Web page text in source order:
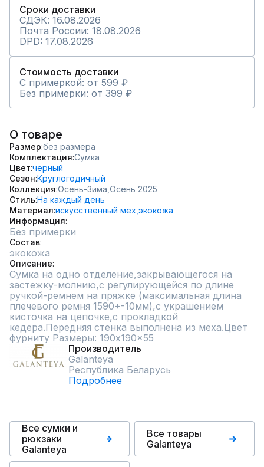
Сроки доставки
СДЭК: 16.08.2026
Почта России: 18.08.2026
DPD: 17.08.2026
Стоимость доставки
С примеркой: от 599 ₽
Без примерки: от 399 ₽
О товаре
Размер без размера
Комплектация Сумка
Цвет черный
Сезон Круглогодичный
Коллекция Осень-Зима, Осень 2025
СтильНа каждый день
Материал искусственный мех, экокожа
Информация
Без примерки
Состав
экокожа
Описание
Сумка на одно отделение,закрывающегося на
застежку-молнию,с регулирующейся по длине
ручкой-ремнем на пряжке (максимальная длина
плечевого ремня 1590+-10мм),с украшением
кисточка на цепочке,с прокладкой
кедера.Передняя стенка выполнена из меха.Цвет
фурниту Размеры: 190x190x55
Производитель
Galanteya
Республика Беларусь
Подробнее
Все сумки и
рюкзаки
Galanteya
Все товары
Galanteya